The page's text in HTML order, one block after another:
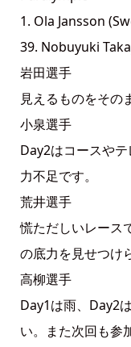
1. Ola Jansson
39. Nobuyuki
岩田選手
見えるものをその
小泉選手
Day2はコースや
力不足です。
荒井選手
慌ただしいレース
の底力を見せつけ
高柳選手
Day1は雨、Day2
い。また次回も参